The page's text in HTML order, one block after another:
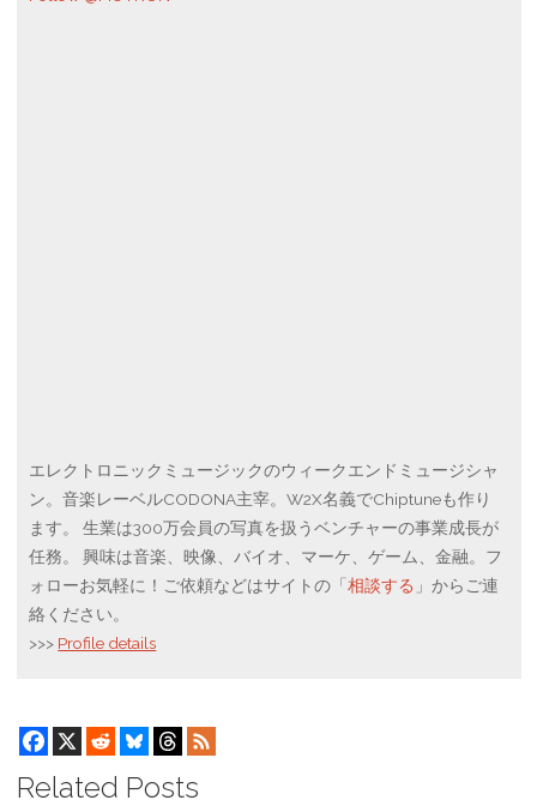
エレクトロニックミュージックのウィークエンドミュージシャ
ン。音楽レーベルCODONA主宰。W2X名義でChiptuneも作り
ます。 生業は300万会員の写真を扱うベンチャーの事業成長が
任務。 興味は音楽、映像、バイオ、マーケ、ゲーム、金融。フ
ォローお気軽に！ご依頼などはサイトの「相談する 」からご連
絡ください。
>>> Profile details
Related Posts